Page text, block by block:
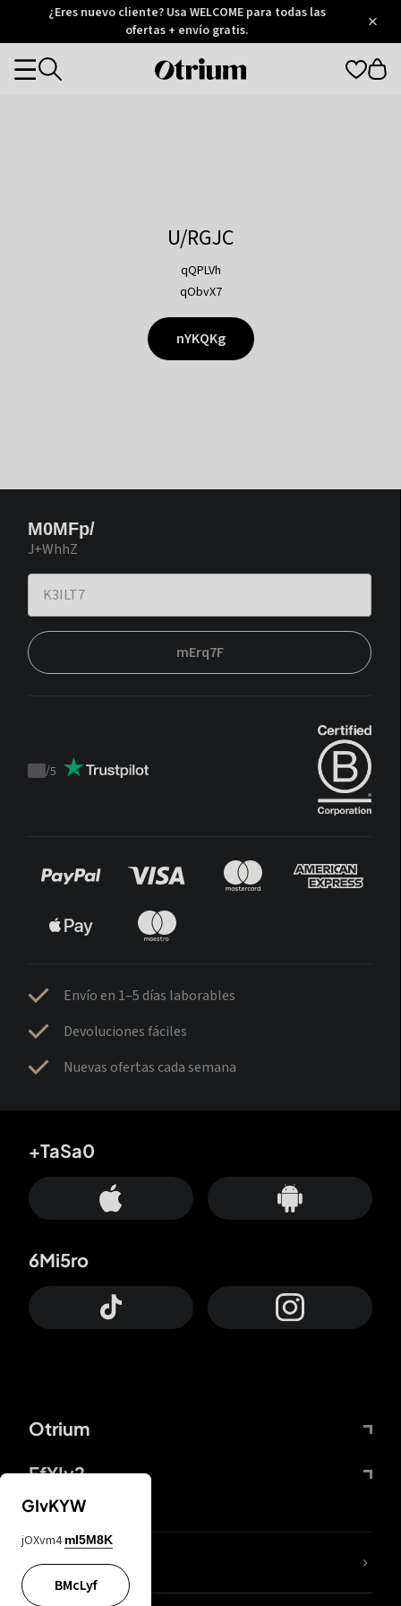
Otrium
Trustpilot
¿Eres nuevo cliente? Usa WELCOME para todas las
ofertas + envío gratis.
Otrium
Categories
U/RGJC
qQPLVh
qObvX7
nYKQKg
M0MFp/
J+WhhZ
mErq7F
Trustpilot
/5
Envío en 1–5 días laborables
Devoluciones fáciles
Nuevas ofertas cada semana
Otrium
FfYIy2
+TaSa0
6Mi5ro
65A04M
GIvKYW
jOXvm4 mI5M8K
BMcLyf